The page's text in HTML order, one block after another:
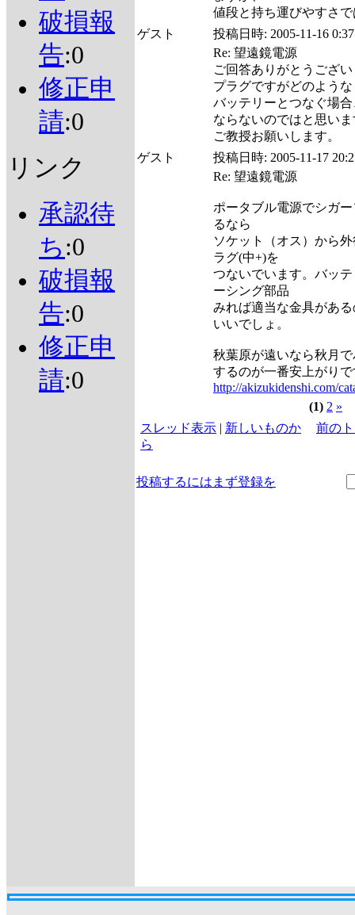
破損報
告:0
修正申
請:0
リンク
承認待
ち :0
破損報
告:0
修正申
請:0
値段と持ち運びやすさ
ゲスト
投稿日時: 2005-11-16 0:37
Re: 望遠鏡電源
ご回答ありがとうござ
プラグですがどのよう
バッテリーとつなぐ場
ならないのではと思い
ご教授お願いします。
ゲスト
投稿日時: 2005-11-17
Re: 望遠鏡電源
ポータブル電源でシガ
るなら
ソケット（オス）から外
ラグ(中+)を
つないでいます。バッ
ーシング部品
みれば適当な金具があ
いいでしょ。
秋葉原が遠いなら秋月
するのが一番安上がり
http://akizukidenshi.com/
(1) 2 »
スレッド表示 | 新しいものか
ら
前の
投稿するにはまず登録を